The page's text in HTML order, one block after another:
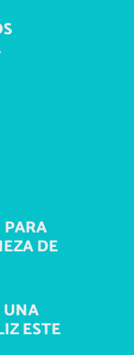
DE
UNA
ESTE